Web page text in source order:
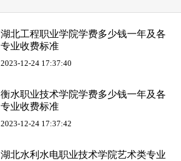
湖北工程职业学院学费多少钱一年及各
专业收费标准
2023-12-24 17:37:40
衡水职业技术学院学费多少钱一年及各
专业收费标准
2023-12-24 17:37:42
湖北水利水电职业技术学院艺术类专业